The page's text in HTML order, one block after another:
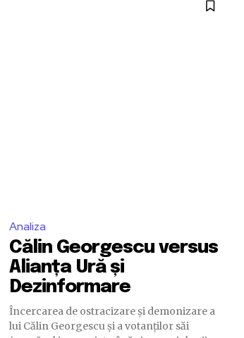
Analiza
Călin Georgescu versus
Alianța Ură și
Dezinformare
Încercarea de ostracizare și demonizare a
lui Călin Georgescu și a votanților săi